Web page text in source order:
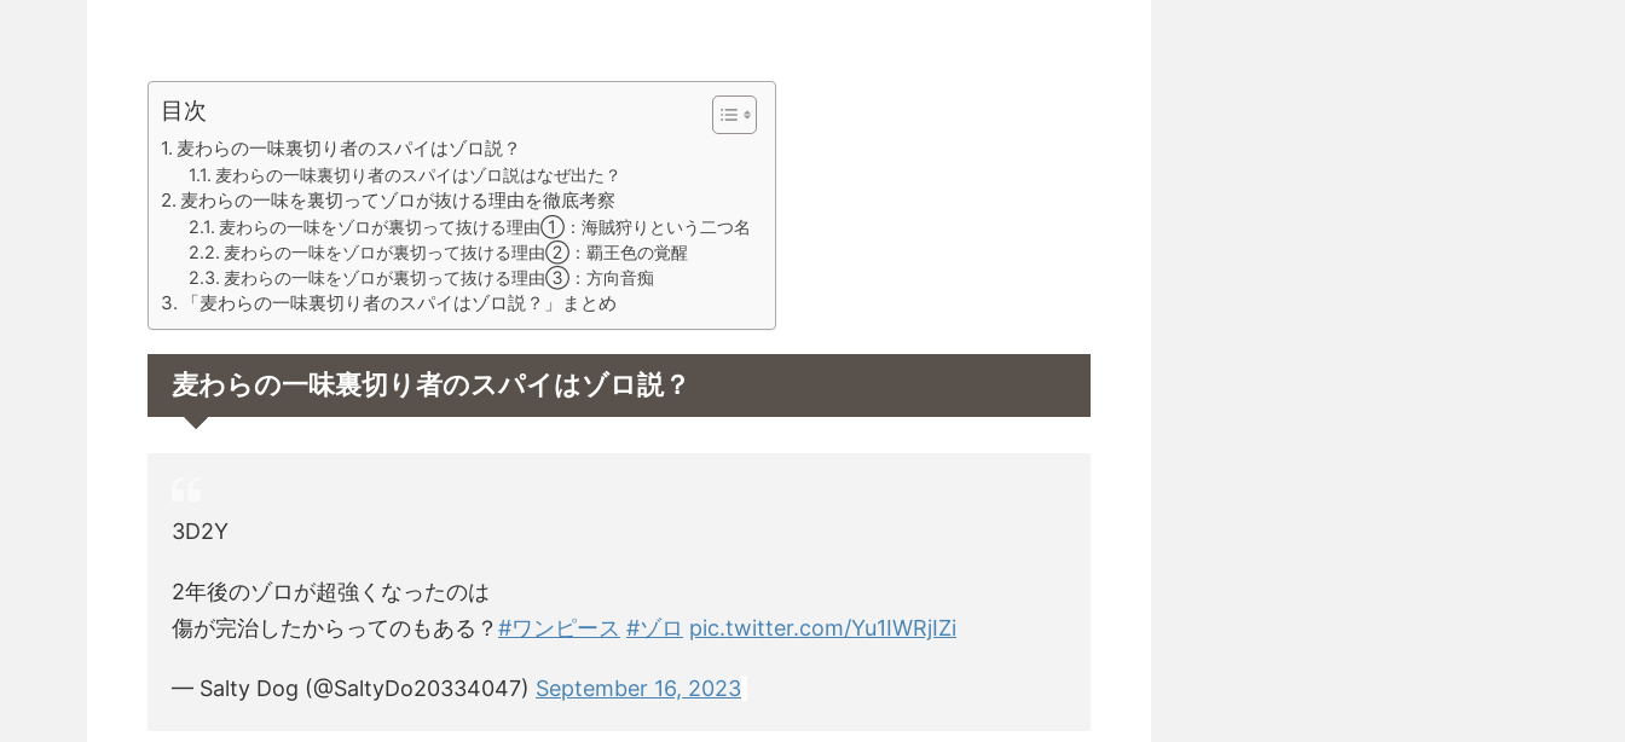
目次
麦わらの一味裏切り者のスパイはゾロ説？
麦わらの一味裏切り者のスパイはゾロ説はなぜ出た？
麦わらの一味を裏切ってゾロが抜ける理由を徹底考察
麦わらの一味をゾロが裏切って抜ける理由①：海賊狩りという二つ名
麦わらの一味をゾロが裏切って抜ける理由②：覇王色の覚醒
麦わらの一味をゾロが裏切って抜ける理由③：方向音痴
「麦わらの一味裏切り者のスパイはゾロ説？」まとめ
麦わらの一味裏切り者のスパイはゾロ説？
3D2Y
2年後のゾロが超強くなったのは
傷が完治したからってのもある？ #ワンピース #ゾロ pic.twitter.com/Yu1IWRjIZi
— Salty Dog (@SaltyDo20334047) September 16, 2023